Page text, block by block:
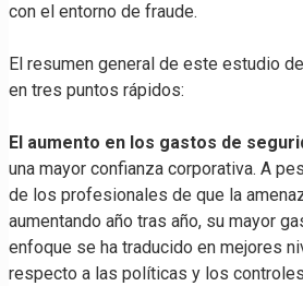
con el entorno de fraude.
El resumen general de este estudio
en tres puntos rápidos:
El aumento en los gastos de
una mayor confianza corporativa. A
de los profesionales de que la
aumentando año tras año, su mayor
enfoque se ha traducido en mejores
respecto a las políticas y los